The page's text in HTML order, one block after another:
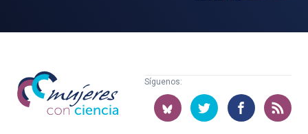
Mujeres
con
ciencia
Síguenos: